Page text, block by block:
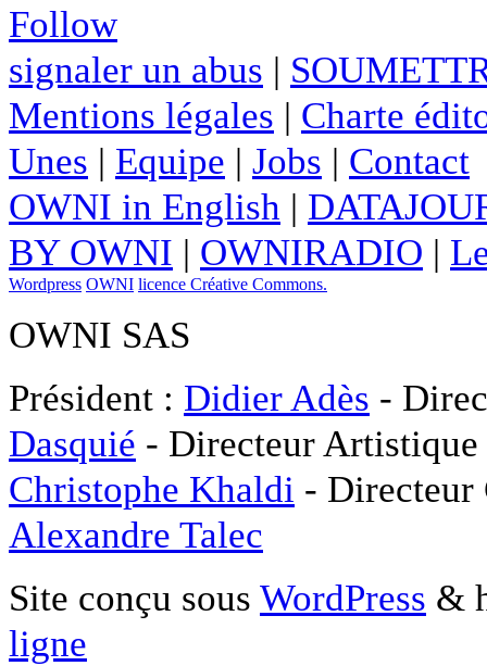
Follow
signaler un abus |
Mentions légales | Charte
Unes | Equipe | Jobs | Contact
OWNI in English |
BY OWNI | OWNIRADIO |
Wordpress OWNI licence Créative Commons.
OWNI SAS
Président : Didier Adès -
Dasquié - Directeur
Christophe Khaldi -
Alexandre Talec
Site conçu sous WordPress &
ligne